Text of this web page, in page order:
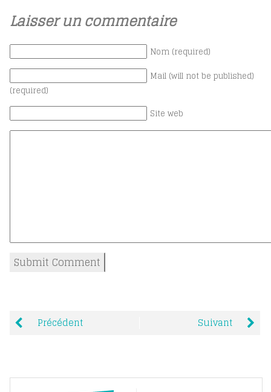
Laisser un commentaire
Nom (required)
Mail (will not be published)
(required)
Site web
Précédent Suivant